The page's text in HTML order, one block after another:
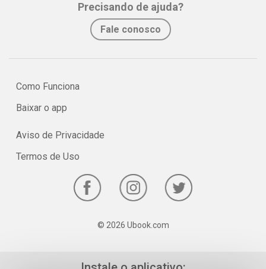
No e-book "Prof. explica!” Física para o 3º ano do Ensino Médio
seguimos no estudo da cinemática!
Precisando de ajuda?
Fale conosco
Como Funciona
Baixar o app
Aviso de Privacidade
Termos de Uso
© 2026 Ubook.com